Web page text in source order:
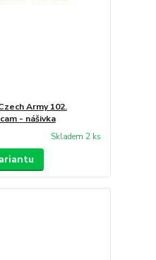
Army 102.
- nášivka
Skladem 2 ks